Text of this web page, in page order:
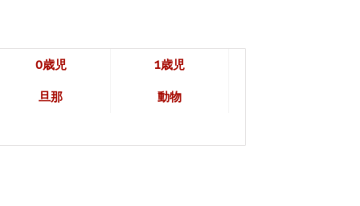
0歳児 1歳児
旦那 動物